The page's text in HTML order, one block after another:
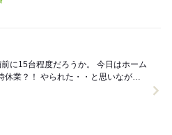
と思いながら